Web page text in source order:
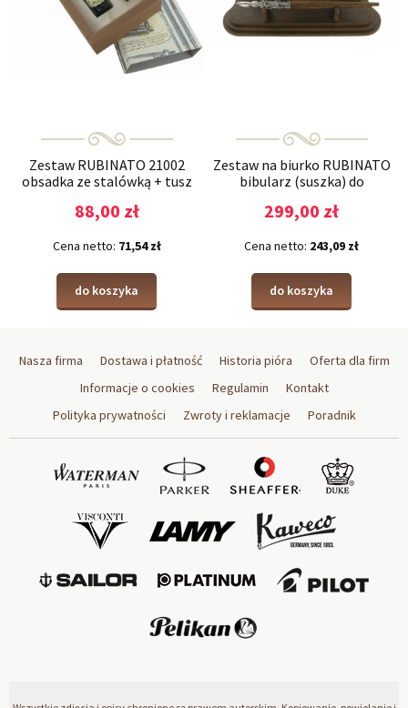
Zestaw RUBINATO 21002
obsadka ze stalówką + tusz
88,00 zł
Cena netto: 71,54 zł
do koszyka
Zestaw na biurko RUBINATO
bibularz (suszka) do
299,00 zł
Cena netto: 243,09 zł
do koszyka
Nasza firma Dostawa i płatność Historia pióra
Oferta dla firm
Informacje o cookies
Regulamin
Kontakt
Polityka prywatności
Zwroty i reklamacje Poradnik